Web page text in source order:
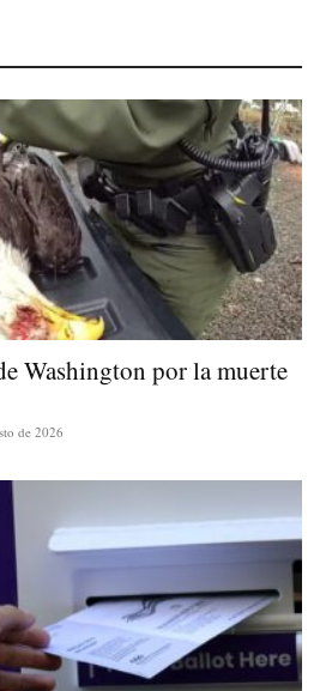
Washington por la muerte
de 2026